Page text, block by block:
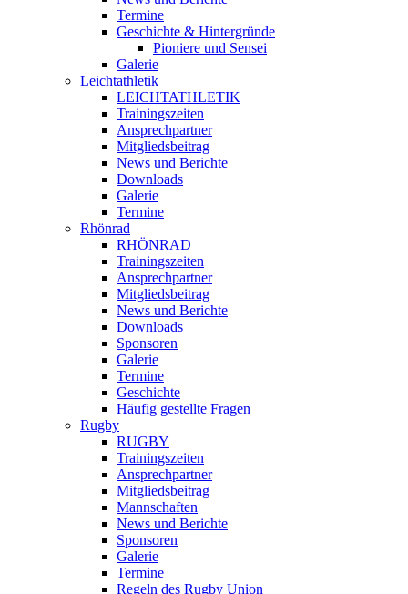
Termine
Geschichte & Hintergründe
Pioniere und Sensei
Galerie
Leichtathletik
LEICHTATHLETIK
Trainingszeiten
Ansprechpartner
Mitgliedsbeitrag
News und Berichte
Downloads
Galerie
Termine
Rhönrad
RHÖNRAD
Trainingszeiten
Ansprechpartner
Mitgliedsbeitrag
News und Berichte
Downloads
Sponsoren
Galerie
Termine
Geschichte
Häufig gestellte Fragen
Rugby
RUGBY
Trainingszeiten
Ansprechpartner
Mitgliedsbeitrag
Mannschaften
News und Berichte
Sponsoren
Galerie
Termine
Regeln des Rugby Union